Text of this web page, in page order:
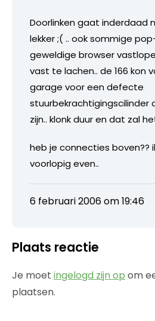
Doorlinken gaat inderdaad
lekker ;( .. ook sommige
geweldige browser
vast te lachen.. de 166 kon
garage voor een defecte
zijn.. klonk duur en dat zal
heb je connecties boven??
voorlopig even..
6 februari 2006 om 19:46
Plaats reactie
Je moet ingelogd zijn op om
plaatsen.